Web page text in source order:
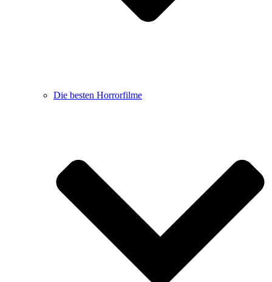
Die besten Horrorfilme